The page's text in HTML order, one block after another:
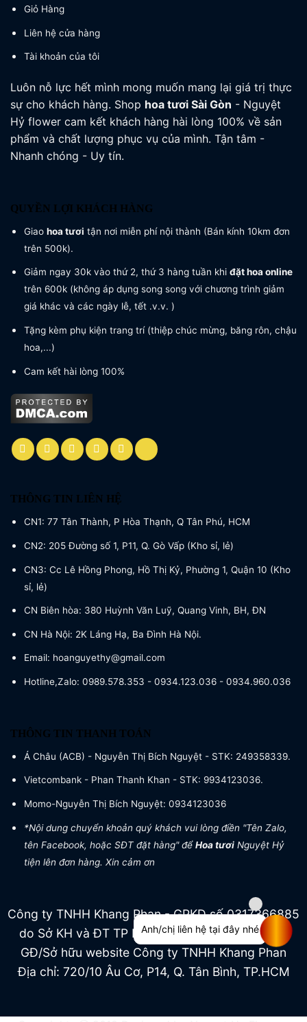
Giỏ Hàng
Liên hệ cửa hàng
Tài khoản của tôi
Luôn nỗ lực hết mình mong muốn mang lại giá trị thực
sự cho khách hàng. Shop hoa tươi Sài Gòn - Nguyệt
Hỷ flower cam kết khách hàng hài lòng 100% về sản
phẩm và chất lượng phục vụ của mình. Tận tâm -
Nhanh chóng - Uy tín.
QUYỀN LỢI KHÁCH HÀNG
Giao hoa tươi tận nơi miễn phí nội thành (Bán kính 10km đơn
trên 500k).
Giảm ngay 30k vào thứ 2, thứ 3 hàng tuần khi đặt hoa online
trên 600k (không áp dụng song song với chương trình giảm
giá khác và các ngày lễ, tết .v.v. )
Tặng kèm phụ kiện trang trí (thiệp chúc mừng, băng rôn, chậu
hoa,...)
Cam kết hài lòng 100%
THÔNG TIN LIÊN HỆ
CN1: 77 Tân Thành, P Hòa Thạnh, Q Tân Phú, HCM
CN2: 205 Đường số 1, P11, Q. Gò Vấp (Kho sỉ, lẻ)
CN3: Cc Lê Hồng Phong, Hồ Thị Kỷ, Phường 1, Quận 10 (Kho
sỉ, lẻ)
CN Biên hòa: 380 Huỳnh Văn Luỹ, Quang Vinh, BH, ĐN
CN Hà Nội: 2K Láng Hạ, Ba Đình Hà Nội.
Email: hoanguyethy@gmail.com
Hotline,Zalo: 0989.578.353 - 0934.123.036 - 0934.960.036
THÔNG TIN THANH TOÁN
Á Châu (ACB) - Nguyễn Thị Bích Nguyệt - STK: 249358339.
Vietcombank - Phan Thanh Khan - STK: 9934123036.
Momo-Nguyễn Thị Bích Nguyệt: 0934123036
*Nội dung chuyển khoản quý khách vui lòng điền "Tên Zalo,
tên Facebook, hoặc SĐT đặt hàng" đểHoa tươi Nguyệt Hỷ
tiện lên đơn hàng. Xin cảm ơn
Công ty TNHH Khang Phan - GPKD số 0317366885
do Sở KH và ĐT TP HCM cấp ngày 04/07/2022
GĐ/Sở hữu website Công ty TNHH Khang Phan
Địa chỉ: 720/10 Âu Cơ, P14, Q. Tân Bình, TP.HCM
Anh/chị liên hệ tại đây nhé